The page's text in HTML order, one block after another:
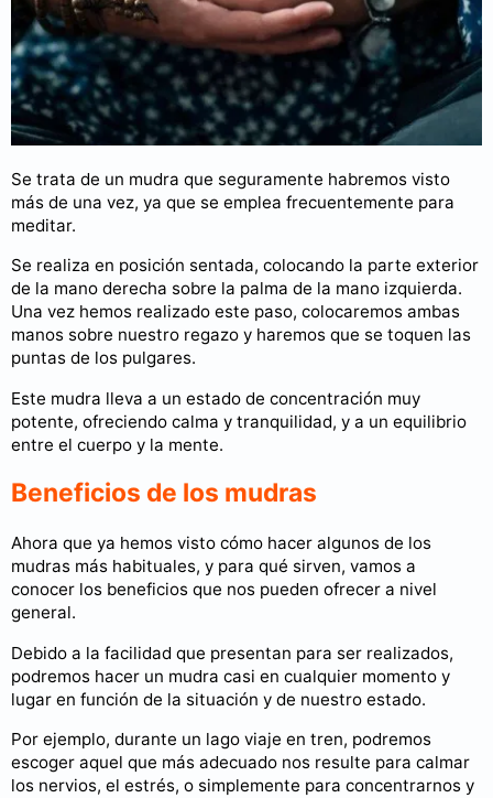
Se trata de un mudra que seguramente habremos visto
más de una vez, ya que se emplea frecuentemente para
meditar.
Se realiza en posición sentada, colocando la parte exterior
de la mano derecha sobre la palma de la mano izquierda.
Una vez hemos realizado este paso, colocaremos ambas
manos sobre nuestro regazo y haremos que se toquen las
puntas de los pulgares.
Este mudra lleva a un estado de concentración muy
potente, ofreciendo calma y tranquilidad, y a un equilibrio
entre el cuerpo y la mente.
Beneficios de los mudras
Ahora que ya hemos visto cómo hacer algunos de los
mudras más habituales, y para qué sirven, vamos a
conocer los beneficios que nos pueden ofrecer a nivel
general.
Debido a la facilidad que presentan para ser realizados,
podremos hacer un mudra casi en cualquier momento y
lugar en función de la situación y de nuestro estado.
Por ejemplo, durante un lago viaje en tren, podremos
escoger aquel que más adecuado nos resulte para calmar
los nervios, el estrés, o simplemente para concentrarnos y